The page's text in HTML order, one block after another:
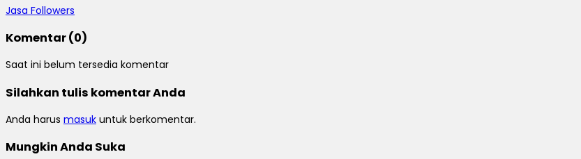
Jasa Followers
Komentar (0)
Saat ini belum tersedia komentar
Silahkan tulis komentar Anda
Anda harus masuk untuk berkomentar.
Mungkin Anda Suka